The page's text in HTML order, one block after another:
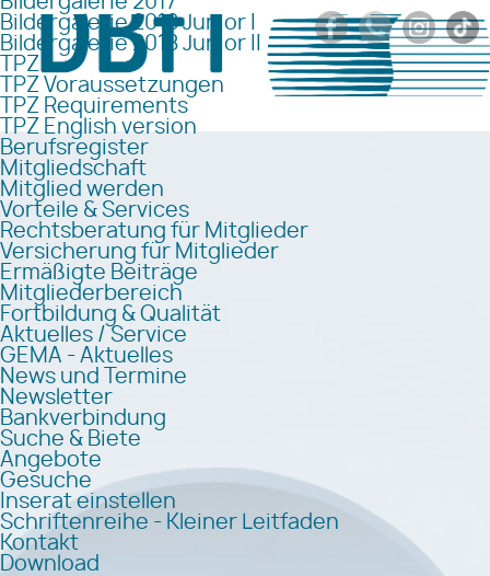
Bildergalerie 2018 Junior I
Bildergalerie 2018 Junior II
TPZ
TPZ Voraussetzungen
TPZ Requirements
TPZ English version
Berufsregister
Mitgliedschaft
Mitglied werden
Vorteile & Services
Rechtsberatung für Mitglieder
Versicherung für Mitglieder
Ermäßigte Beiträge
Mitgliederbereich
Fortbildung & Qualität
Aktuelles / Service
GEMA - Aktuelles
News und Termine
Newsletter
Bankverbindung
Suche & Biete
Angebote
Gesuche
Inserat einstellen
Schriftenreihe - Kleiner Leitfaden
Kontakt
Download